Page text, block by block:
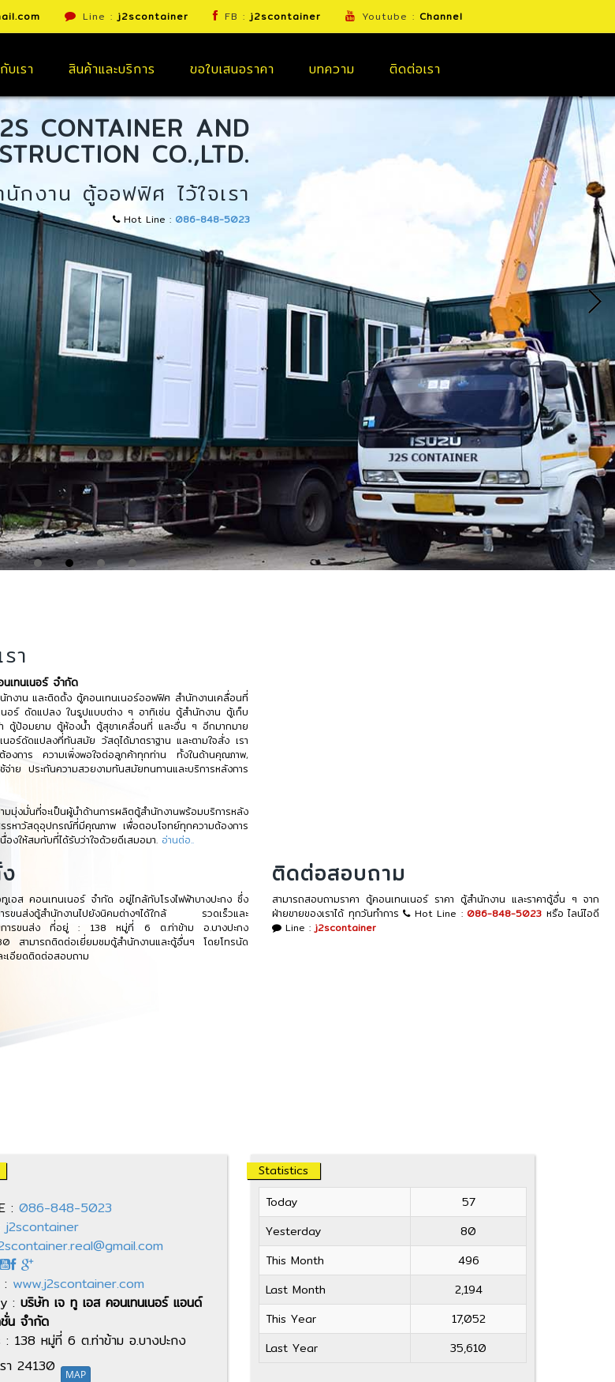
Line :j2scontainer FB :j2scontainer Youtube : Channel
บเรา สินค้าและบริการ ขอใบเสนอราคา บทความ ติดต่อเรา
า
เทนเนอร์ จำกัด
กงาน และติดตั้ง ตู้คอนเทนเนอร์ออฟฟิศ สำนักงานเคลื่อนที่
อร์ ดัดแปลง ในรูปแบบต่าง ๆ อาทิเช่น ตู้สำนักงาน ตู้เก็บ
ตู้ป้อมยาม ตู้ห้องน้ำ ตู้สุขาเคลื่อนที่ และอื่น ๆ อีกมากมาย
นอร์ดัดแปลงที่ทันสมัย วัสดุได้มาตราฐาน และตามใจสั่ง เรา
องการ ความเพิ่งพอใจต่อลูกค้าทุกท่าน ทั้งในด้านคุณภาพ,
จ่าย ประกันความสวยงามทันสมัยทนทานและบริการหลังการ
มุ่งมั่นที่จะเป็นผู้นำด้านการผลิตตู้สำนักงานพร้อมบริการหลัง
รหาวัสดุอุปกรณ์ที่มีคุณภาพ เพื่อตอบโจทย์ทุกความต้องการ
องให้สมกับที่ได้รับว่าใจด้วยดีเสมอมา. อ่านต่อ..
เอส คอนเทนเนอร์ จำกัด อยู่ไกล้กับโรงไฟฟ้าบางปะกง ซึ่ง
ารขนส่งตู้สำนักงานไปยังนิคมต่างๆได้ใกล้ รวดเร็วและ
ในการขนส่ง ที่อยู่ : 138 หมู่ที่ 6 ต.ท่าข้าม อ.บางปะกง
สามารถติดต่อเยี่ยมชมตู้สำนักงานและตู้อื่นๆ โดยโทรนัด
ะเอียดติดต่อสอบถาม
ติดต่อสอบถาม
สามารถสอบถามราคา ตู้คอนเทนเนอร์ ราคา ตู้สำนักงาน และราคาตู้อื่น ๆ จาก
ฝ่ายขายของเราได้ ทุกวันทำการ Hot Line :086-848-5023 หรือ ไลน์ไอดี
Line :j2scontainer
: 086-848-5023
j2scontainer
www.j2scontainer.com
: บริษัท เจ ทู เอส คอนเทนเนอร์ แอนด์
น จำกัด
138 หมู่ที่ 6 ต.ท่าข้าม อ.บางปะกง
รา 24130
MAP
Statistics
Today
57
Yesterday
80
This Month
496
Last Month
2,194
This Year
17,052
Last Year
35,610